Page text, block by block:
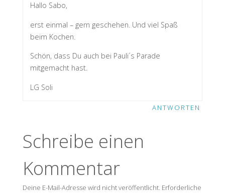
Hallo Sabo,
erst einmal – gern geschehen. Und viel Spaß
beim Kochen.
Schön, dass Du auch bei Pauli´s Parade
mitgemacht hast.
LG Soli
ANTWORTEN
Schreibe einen
Kommentar
Deine E-Mail-Adresse wird nicht veröffentlicht. Erforderliche